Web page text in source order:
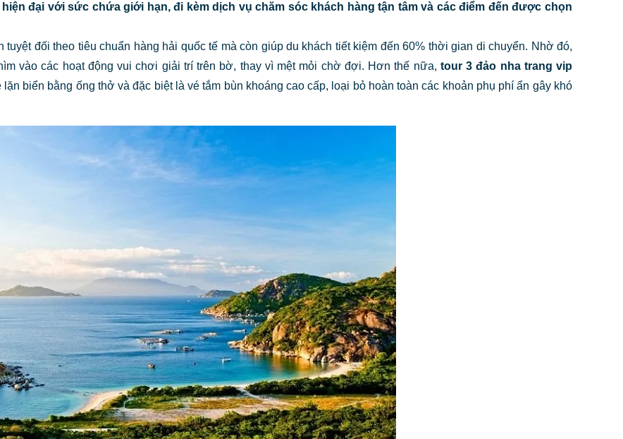
đại với sức chứa giới hạn, đi kèm dịch vụ chăm sóc khách hàng tận tâm và các điểm đến được chọn
đối theo tiêu chuẩn hàng hải quốc tế mà còn giúp du khách tiết kiệm đến 60% thời gian di chuyển. Nhờ đó,
vào các hoạt động vui chơi giải trí trên bờ, thay vì mệt mỏi chờ đợi. Hơn thế nữa, tour 3 đảo nha trang vip
biển bằng ống thở và đặc biệt là vé tắm bùn khoáng cao cấp, loại bỏ hoàn toàn các khoản phụ phí ẩn gây khó